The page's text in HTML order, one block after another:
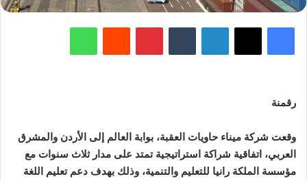
فيسبوك لينكدإن بينتيريست
رقمنة
وقعت شركة ميناء حاويات العقبة، بوابة العالم إلى الأردن والمشرق
العربي، اتفاقية شراكة استراتيجية تمتد على مدار ثلاث سنوات مع
مؤسسة الملكة رانيا للتعليم والتنمية، وذلك بهدف دعم تعليم اللغة